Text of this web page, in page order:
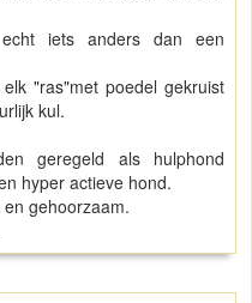
iets anders dan een
"ras"met poedel gekruist
kul.
geregeld als hulphond
hyper actieve hond.
gehoorzaam.